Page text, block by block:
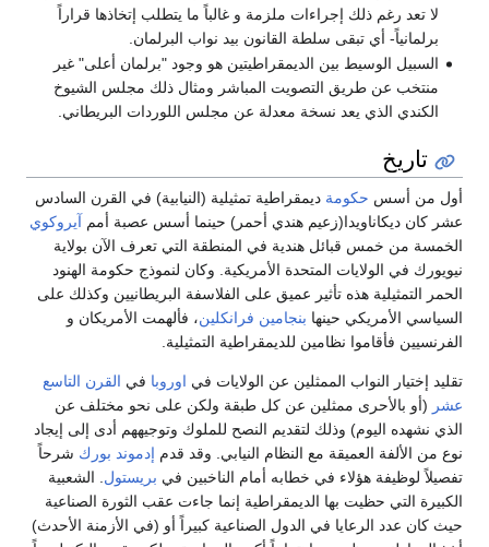
لا تعد رغم ذلك إجراءات ملزمة و غالباً ما يتطلب إتخاذها قراراً
برلمانياً- أي تبقى سلطة القانون بيد نواب البرلمان.
السبيل الوسيط بين الديمقراطيتين هو وجود "برلمان أعلى" غير
منتخب عن طريق التصويت المباشر ومثال ذلك مجلس الشيوخ
الكندي الذي يعد نسخة معدلة عن مجلس اللوردات البريطاني.
تاريخ
أول من أسس حكومة ديمقراطية تمثيلية (النيابية) في القرن السادس
عشر كان ديكاناويدا(زعيم هندي أحمر) حينما أسس عصبة أمم آيروكوي
الخمسة من خمس قبائل هندية في المنطقة التي تعرف الآن بولاية
نيويورك في الولايات المتحدة الأمريكية. وكان لنموذج حكومة الهنود
الحمر التمثيلية هذه تأثير عميق على الفلاسفة البريطانيين وكذلك على
السياسي الأمريكي حينها بنجامين فرانكلين، فألهمت الأمريكان و
الفرنسيين فأقاموا نظامين للديمقراطية التمثيلية.
تقليد إختيار النواب الممثلين عن الولايات في اوروبا في القرن التاسع
عشر (أو بالأحرى ممثلين عن كل طبقة ولكن على نحو مختلف عن
الذي نشهده اليوم) وذلك لتقديم النصح للملوك وتوجيههم أدى إلى إيجاد
نوع من الألفة العميقة مع النظام النيابي. وقد قدم إدموند بورك شرحاً
تفصيلاً لوظيفة هؤلاء في خطابه أمام الناخبين في بريستول . الشعبية
الكبيرة التي حظيت بها الديمقراطية إنما جاءت عقب الثورة الصناعية
حيث كان عدد الرعايا في الدول الصناعية كبيراً أو (في الأزمنة الأحدث)